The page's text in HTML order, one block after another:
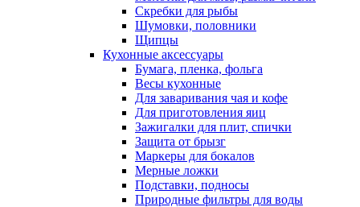
Скребки для рыбы
Шумовки, половники
Щипцы
Кухонные аксессуары
Бумага, пленка, фольга
Весы кухонные
Для заваривания чая и кофе
Для приготовления яиц
Зажигалки для плит, спички
Защита от брызг
Маркеры для бокалов
Мерные ложки
Подставки, подносы
Природные фильтры для воды